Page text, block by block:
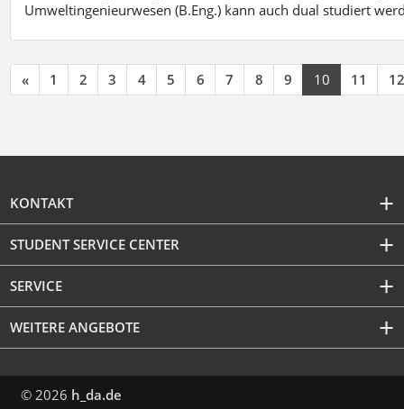
Umweltingenieurwesen (B.Eng.) kann auch dual studiert
« 1 2 3 4 5 6 7 8 9 10 11 12
KONTAKT
STUDENT SERVICE CENTER
SERVICE
WEITERE ANGEBOTE
© 2026 h_da.de